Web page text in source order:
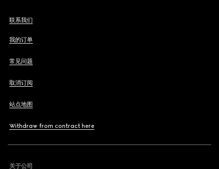
联系我们
我的订单
常见问题
取消订阅
站点地图
Withdraw from contract here
关于公司